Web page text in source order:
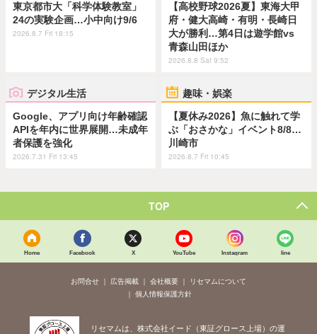
東京都市大「科学体験教室」
24の実験企画…小中向け9/6
2026.8.7 Fri 18:15
【高校野球2026夏】東海大甲
府・健大高崎・有明・長崎日
大が勝利…第4日は遊学館vs
青森山田ほか
2026.8.8 Sat 9:52
デジタル生活
Google、アプリ向け年齢確認
APIを年内に世界展開…未成年
者保護を強化
2026.7.31 Fri 13:45
趣味・娯楽
【夏休み2026】魚に触れて学
ぶ「おさかな」イベント8/8…
川崎市
2026.8.7 Fri 10:45
TOP
Home Facebook X YouTube Instagram line
お問合せ 広告掲載 会社概要
リセマムについて
個人情報保護方針
リセマムは、株式会社イード（東証グロース上場）の運